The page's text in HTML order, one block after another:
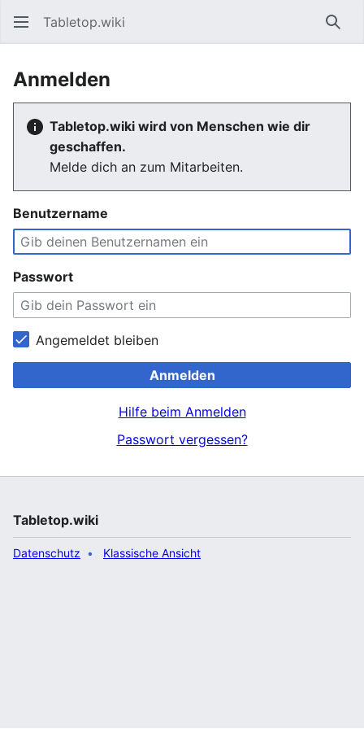
Tabletop.wiki
Anmelden
Tabletop.wiki wird von Menschen wie dir
geschaffen.
Melde dich an zum Mitarbeiten.
Benutzername
Passwort
Angemeldet bleiben
Anmelden
Hilfe beim Anmelden
Passwort vergessen?
Tabletop.wiki
Datenschutz Klassische Ansicht